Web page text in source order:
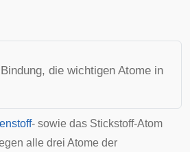
die wichtigen Atome in
- sowie das Stickstoff-Atom
alle drei Atome der